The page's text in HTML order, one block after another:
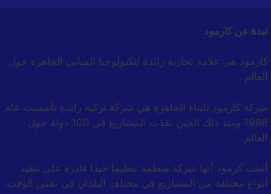
نبذة عن كارمود
كارمود هي علامة تجارية رائدة لتكنولوجيا المباني الجاهزة حول
العالم.
شركة كارمود للبناء الجاهزة هي شركة تركية رائدة تأسست عام
1986 ومنذ ذلك الحين نفذت المشاريع في 100 دولة حول
العالم.
أثبتت كرمود أنها شركة منظمة تنظيما جيدا قادرة على تنفيذ
أنواع مختلفة من المشاريع في مختلف البلدان في نفس الوقت.